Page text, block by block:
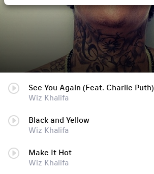
See You Again (Feat. Charlie Puth)
Wiz Khalifa
Black and Yellow
Wiz Khalifa
Make It Hot
Wiz Khalifa